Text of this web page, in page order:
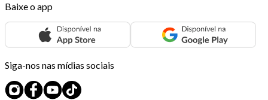
Baixe o app
Siga-nos nas mídias sociais